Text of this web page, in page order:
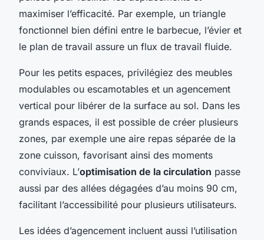
maximiser l’efficacité. Par exemple, un triangle
fonctionnel bien défini entre le barbecue, l’évier et
le plan de travail assure un flux de travail fluide.
Pour les petits espaces, privilégiez des meubles
modulables ou escamotables et un agencement
vertical pour libérer de la surface au sol. Dans les
grands espaces, il est possible de créer plusieurs
zones, par exemple une aire repas séparée de la
zone cuisson, favorisant ainsi des moments
conviviaux. L’optimisation de la circulation passe
aussi par des allées dégagées d’au moins 90 cm,
facilitant l’accessibilité pour plusieurs utilisateurs.
Les idées d’agencement incluent aussi l’utilisation